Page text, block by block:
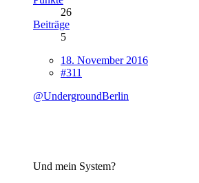
26
Beiträge
5
18. November 2016
#311
@UndergroundBerlin
Und mein System?